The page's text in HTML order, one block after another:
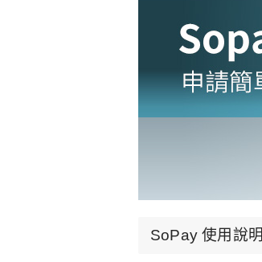
SoPay 使用說明